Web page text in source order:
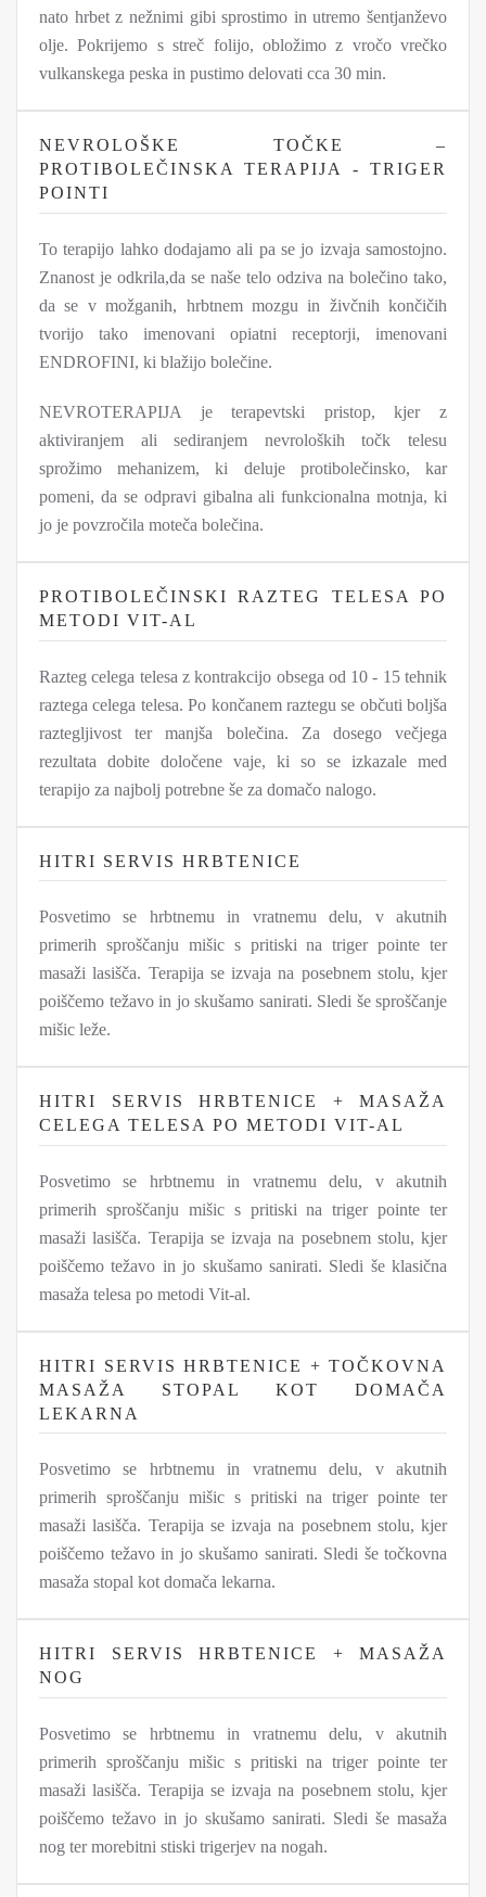
nato hrbet z nežnimi gibi sprostimo in utremo šentjanževo
olje. Pokrijemo s streč folijo, obložimo z vročo vrečko
vulkanskega peska in pustimo delovati cca 30 min.
NEVROLOŠKE TOČKE –
PROTIBOLEČINSKA TERAPIJA - TRIGER
POINTI
To terapijo lahko dodajamo ali pa se jo izvaja samostojno.
Znanost je odkrila,da se naše telo odziva na bolečino tako,
da se v možganih, hrbtnem mozgu in živčnih končičih
tvorijo tako imenovani opiatni receptorji, imenovani
ENDROFINI, ki blažijo bolečine.
NEVROTERAPIJA je terapevtski pristop, kjer z
aktiviranjem ali sediranjem nevroloških točk telesu
sprožimo mehanizem, ki deluje protibolečinsko, kar
pomeni, da se odpravi gibalna ali funkcionalna motnja, ki
jo je povzročila moteča bolečina.
PROTIBOLEČINSKI RAZTEG TELESA PO
METODI VIT-AL
Razteg celega telesa z kontrakcijo obsega od 10 - 15 tehnik
raztega celega telesa. Po končanem raztegu se občuti boljša
raztegljivost ter manjša bolečina. Za dosego večjega
rezultata dobite določene vaje, ki so se izkazale med
terapijo za najbolj potrebne še za domačo nalogo.
HITRI SERVIS HRBTENICE
Posvetimo se hrbtnemu in vratnemu delu, v akutnih
primerih sproščanju mišic s pritiski na triger pointe ter
masaži lasišča. Terapija se izvaja na posebnem stolu, kjer
poiščemo težavo in jo skušamo sanirati. Sledi še sproščanje
mišic leže.
HITRI SERVIS HRBTENICE + MASAŽA
CELEGA TELESA PO METODI VIT-AL
Posvetimo se hrbtnemu in vratnemu delu, v akutnih
primerih sproščanju mišic s pritiski na triger pointe ter
masaži lasišča. Terapija se izvaja na posebnem stolu, kjer
poiščemo težavo in jo skušamo sanirati. Sledi še klasična
masaža telesa po metodi Vit-al.
HITRI SERVIS HRBTENICE + TOČKOVNA
MASAŽA STOPAL KOT DOMAČA
LEKARNA
Posvetimo se hrbtnemu in vratnemu delu, v akutnih
primerih sproščanju mišic s pritiski na triger pointe ter
masaži lasišča. Terapija se izvaja na posebnem stolu, kjer
poiščemo težavo in jo skušamo sanirati. Sledi še točkovna
masaža stopal kot domača lekarna.
HITRI SERVIS HRBTENICE + MASAŽA
NOG
Posvetimo se hrbtnemu in vratnemu delu, v akutnih
primerih sproščanju mišic s pritiski na triger pointe ter
masaži lasišča. Terapija se izvaja na posebnem stolu, kjer
poiščemo težavo in jo skušamo sanirati. Sledi še masaža
nog ter morebitni stiski trigerjev na nogah.